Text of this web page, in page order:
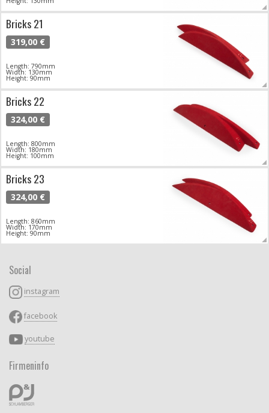
Bricks 21
319,00 €
Length: 790mm
Width: 130mm
Height: 90mm
Bricks 22
324,00 €
Length: 800mm
Width: 180mm
Height: 100mm
Bricks 23
324,00 €
Length: 860mm
Width: 170mm
Height: 90mm
Social
instagram
facebook
youtube
Firmeninfo